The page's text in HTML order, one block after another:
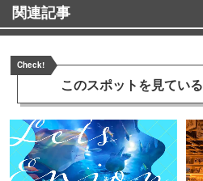
関連記事
Check!
このスポットを見ている